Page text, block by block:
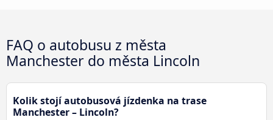
FAQ o autobusu z města
Manchester do města Lincoln
Kolik stojí autobusová jízdenka na trase
Manchester – Lincoln?